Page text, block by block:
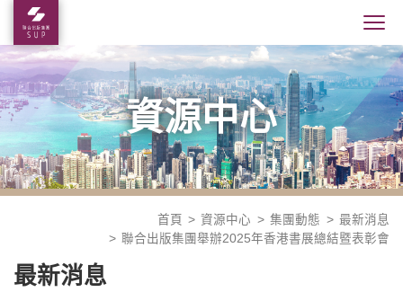
資源中心
首頁 資源中心 集團動態
最新消息
聯合出版集團舉辦2025年香港書展總結暨表彰會
最新消息